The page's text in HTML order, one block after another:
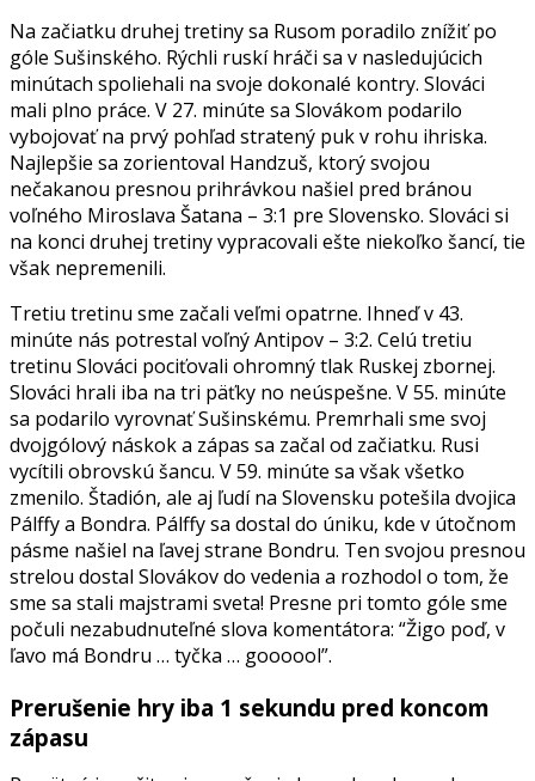
Na začiatku druhej tretiny sa Rusom poradilo znížiť po
góle Sušinského. Rýchli ruskí hráči sa v nasledujúcich
minútach spoliehali na svoje dokonalé kontry. Slováci
mali plno práce. V 27. minúte sa Slovákom podarilo
vybojovať na prvý pohľad stratený puk v rohu ihriska.
Najlepšie sa zorientoval Handzuš, ktorý svojou
nečakanou presnou prihrávkou našiel pred bránou
voľného Miroslava Šatana – 3:1 pre Slovensko. Slováci si
na konci druhej tretiny vypracovali ešte niekoľko šancí, tie
však nepremenili.
Tretiu tretinu sme začali veľmi opatrne. Ihneď v 43.
minúte nás potrestal voľný Antipov – 3:2. Celú tretiu
tretinu Slováci pociťovali ohromný tlak Ruskej zbornej.
Slováci hrali iba na tri päťky no neúspešne. V 55. minúte
sa podarilo vyrovnať Sušinskému. Premrhali sme svoj
dvojgólový náskok a zápas sa začal od začiatku. Rusi
vycítili obrovskú šancu. V 59. minúte sa však všetko
zmenilo. Štadión, ale aj ľudí na Slovensku potešila dvojica
Pálffy a Bondra. Pálffy sa dostal do úniku, kde v útočnom
pásme našiel na ľavej strane Bondru. Ten svojou presnou
strelou dostal Slovákov do vedenia a rozhodol o tom, že
sme sa stali majstrami sveta! Presne pri tomto góle sme
počuli nezabudnuteľné slova komentátora: “Žigo poď, v
ľavo má Bondru … tyčka … goooool”.
Prerušenie hry iba 1 sekundu pred koncom
zápasu